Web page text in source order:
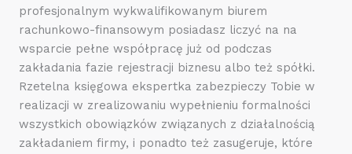
profesjonalnym wykwalifikowanym biurem
rachunkowo-finansowym posiadasz liczyć na na
wsparcie pełne współpracę już od podczas
zakładania fazie rejestracji biznesu albo też spółki.
Rzetelna księgowa ekspertka zabezpieczy Tobie w
realizacji w zrealizowaniu wypełnieniu formalności
wszystkich obowiązków związanych z działalnością
zakładaniem firmy, i ponadto też zasugeruje, które